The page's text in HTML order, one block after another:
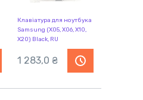
Клавіатура для ноутбука
Samsung (X05, X06, X10,
X20) Black, RU
1 283,0 ₴